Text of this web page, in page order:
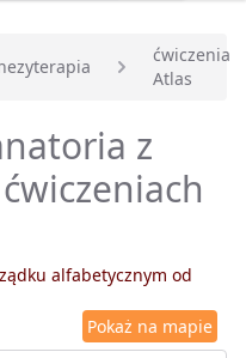
ćwiczenia
Atlas
z
alfabetycznym od
Pokaż na mapie